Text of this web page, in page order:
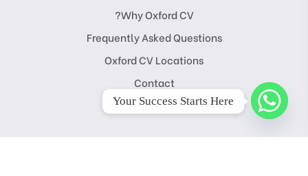
Why Oxford CV?
Frequently Asked Questions
Oxford CV Locations
Contact
Your Success Starts Here